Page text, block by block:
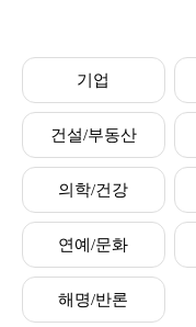
기업
건설/부동산
의학/건강
연예/문화
해명/반론